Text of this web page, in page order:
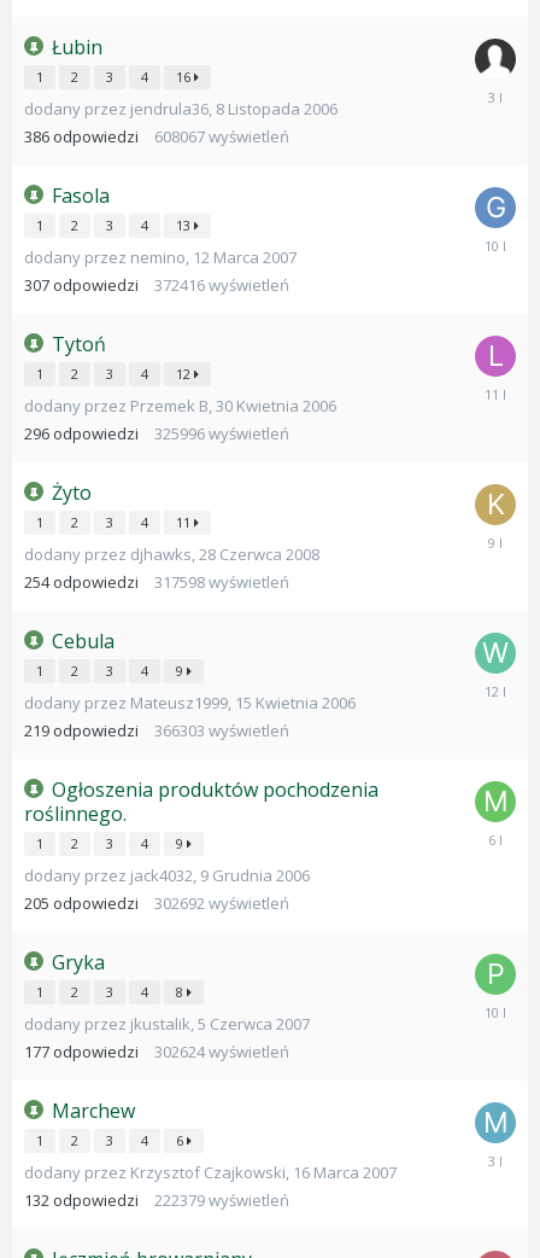
Łubin
1 2 3 4 16
dodany przez jendrula36, 8 Listopada 2006
386 odpowiedzi 608067wyświetleń
30
Fasola
1 2 3 4 13
dodany przez nemino, 12 Marca 2007
307 odpowiedzi 372416wyświetleń
17
Tytoń
1 2 3 4 12
dodany przez Przemek B,30 Kwietnia 2006
296 odpowiedzi 325996wyświetleń
Żyto
1 2 3 4 11
dodany przez djhawks,28 Czerwca 2008
254 odpowiedzi 317598wyświetleń
30
Cebula
1 2 3 4 9
dodany przez Mateusz1999, 15 Kwietnia 2006
219 odpowiedzi 366303 wyświetleń
10
Ogłoszenia produktów pochodzenia
roślinnego.
1 2 3 4 9
dodany przez jack4032, 9 Grudnia 2006
205 odpowiedzi 302692wyświetleń
14
Gryka
1 2 3 4 8
dodany przez jkustalik,5 Czerwca 2007
177 odpowiedzi 302624wyświetleń
24
Marchew
1 2 3 4 6
dodany przez Krzysztof Czajkowski, 16 Marca 2007
132 odpowiedzi 222379wyświetleń
19